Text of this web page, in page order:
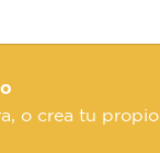
o crea tu propio